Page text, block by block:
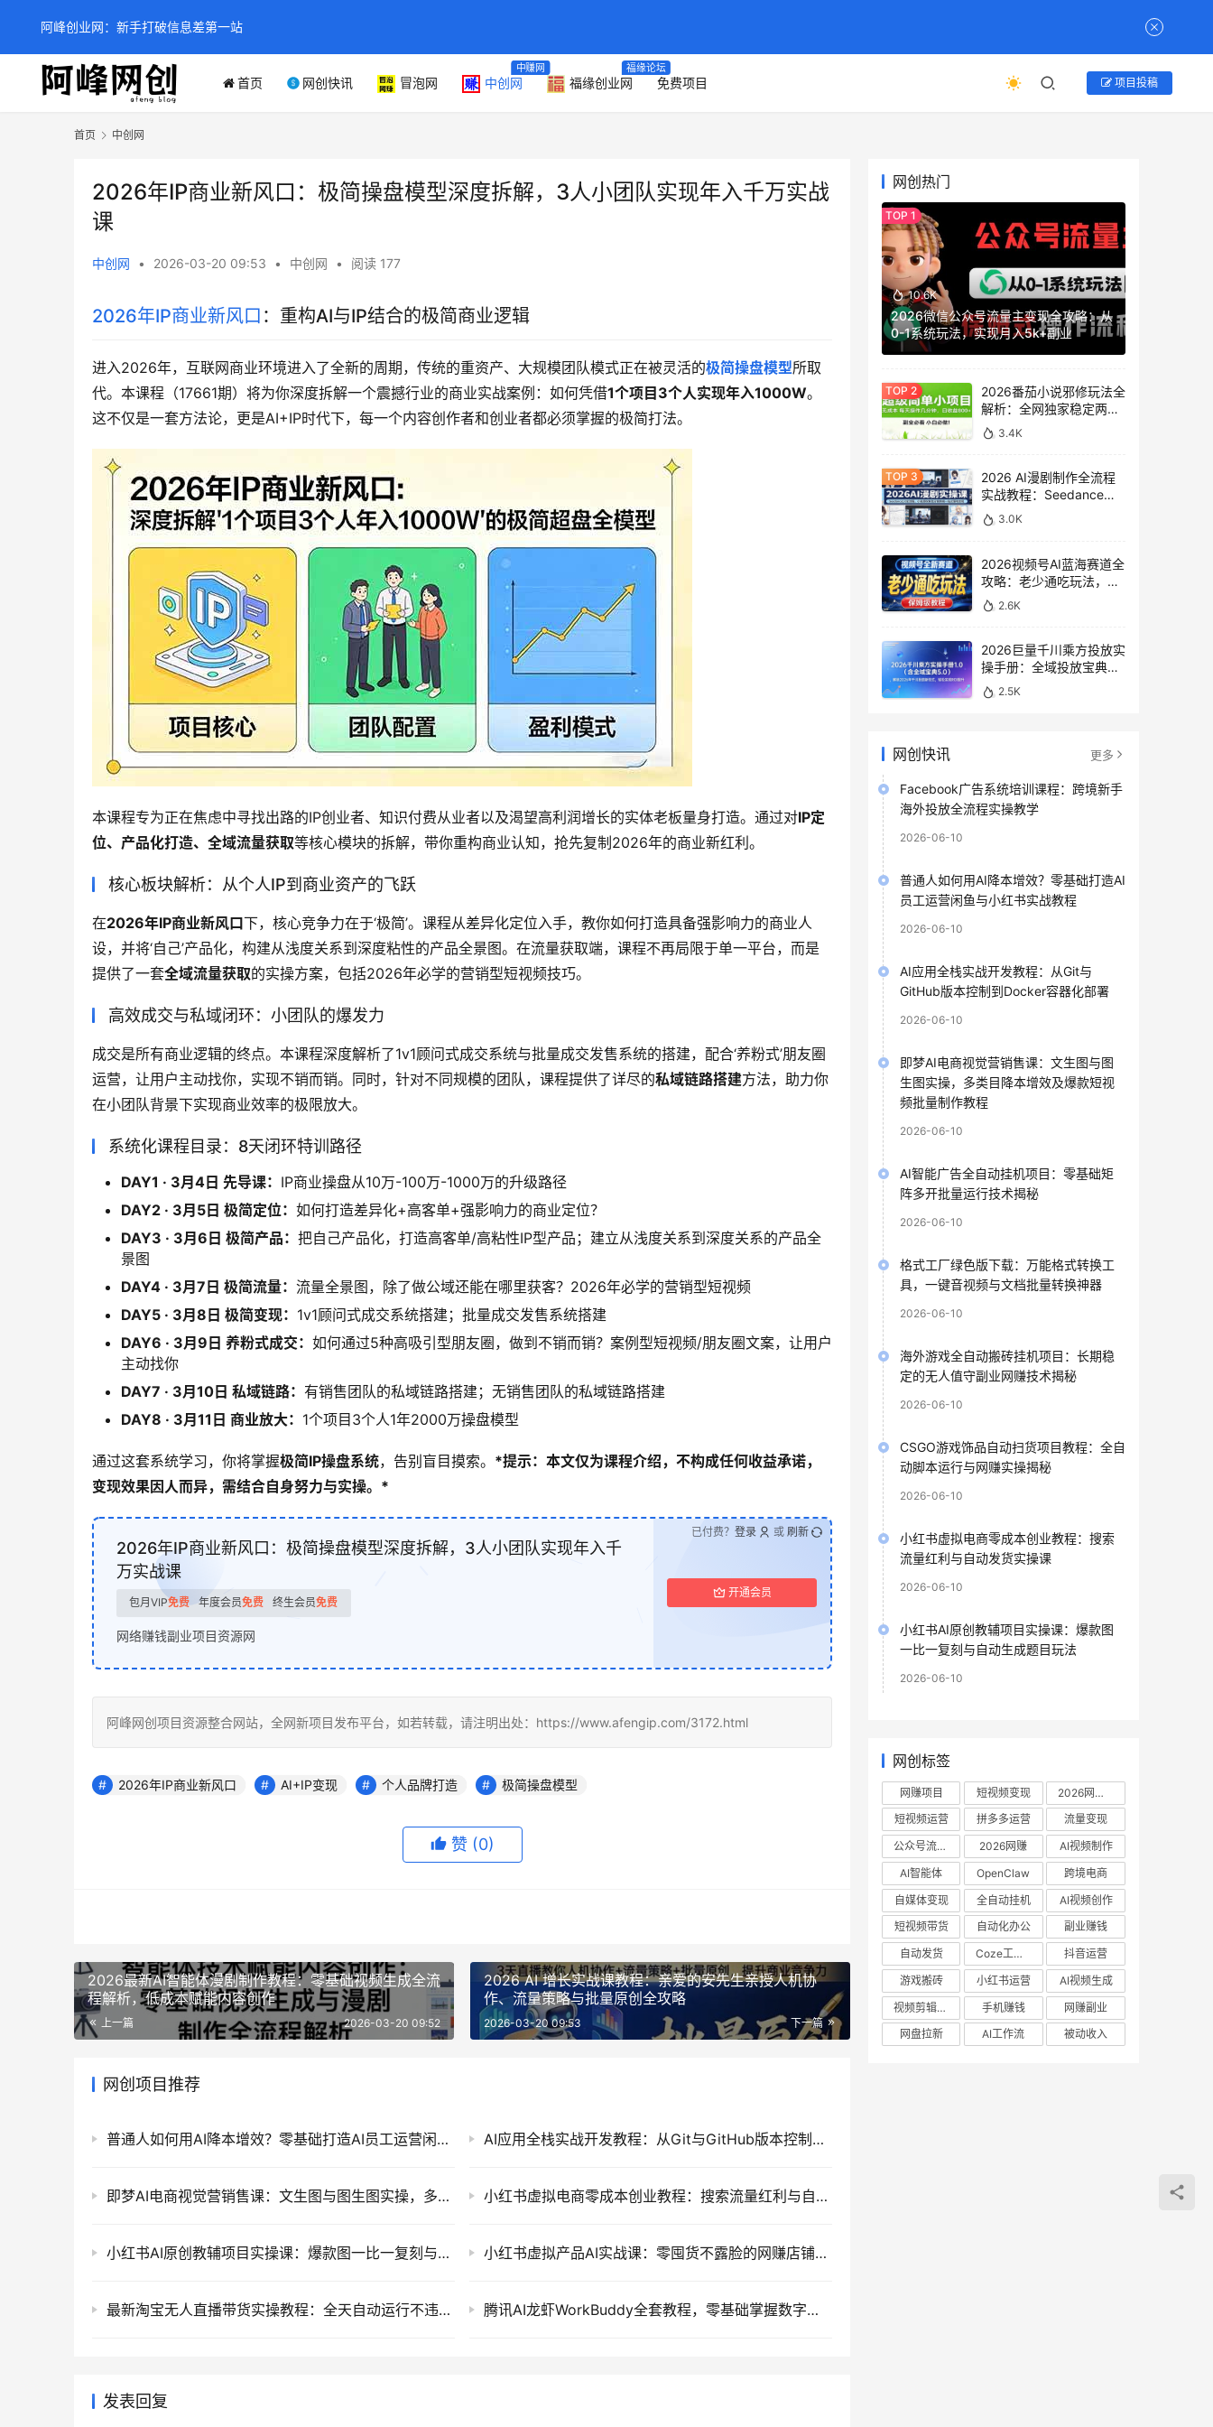
首页 网创快讯 冒泡网 中创网
中赚网
福缘创业网
福缘论坛
免费项目 项目投稿
首页 中创网
2026年IP商业新风口：极简操盘模型深度拆解，3人小团队实现年入千万实战
课
中创网 • 2026-03-20 09:53 • 中创网 • 阅读 177
2026年IP商业新风口 ：重构AI与IP结合的极简商业逻辑
进入2026年，互联网商业环境进入了全新的周期，传统的重资产、大规模团队模式正在被灵活的极简操盘模型所取
代。本课程（17661期）将为你深度拆解一个震撼行业的商业实战案例：如何凭借1个项目3个人实现年入1000W。
这不仅是一套方法论，更是AI+IP时代下，每一个内容创作者和创业者都必须掌握的极简打法。
本课程专为正在焦虑中寻找出路的IP创业者、知识付费从业者以及渴望高利润增长的实体老板量身打造。通过对IP定
位、产品化打造、全域流量获取等核心模块的拆解，带你重构商业认知，抢先复制2026年的商业新红利。
核心板块解析：从个人IP到商业资产的飞跃
在2026年IP商业新风口下，核心竞争力在于‘极简’。课程从差异化定位入手，教你如何打造具备强影响力的商业人
设，并将‘自己’产品化，构建从浅度关系到深度粘性的产品全景图。在流量获取端，课程不再局限于单一平台，而是
提供了一套全域流量获取的实操方案，包括2026年必学的营销型短视频技巧。
高效成交与私域闭环：小团队的爆发力
成交是所有商业逻辑的终点。本课程深度解析了1v1顾问式成交系统与批量成交发售系统的搭建，配合‘养粉式’朋友圈
运营，让用户主动找你，实现不销而销。同时，针对不同规模的团队，课程提供了详尽的私域链路搭建方法，助力你
在小团队背景下实现商业效率的极限放大。
系统化课程目录：8天闭环特训路径
DAY1 · 3月4日 先导课： IP商业操盘从10万-100万-1000万的升级路径
DAY2 · 3月5日 极简定位： 如何打造差异化+高客单+强影响力的商业定位？
DAY3 · 3月6日 极简产品： 把自己产品化，打造高客单/高粘性IP型产品；建立从浅度关系到深度关系的产品全
景图
DAY4 · 3月7日 极简流量： 流量全景图，除了做公域还能在哪里获客？2026年必学的营销型短视频
DAY5 · 3月8日 极简变现： 1v1顾问式成交系统搭建；批量成交发售系统搭建
DAY6 · 3月9日 养粉式成交： 如何通过5种高吸引型朋友圈，做到不销而销？案例型短视频/朋友圈文案，让用户
主动找你
DAY7 · 3月10日 私域链路： 有销售团队的私域链路搭建；无销售团队的私域链路搭建
DAY8 · 3月11日 商业放大： 1个项目3个人1年2000万操盘模型
通过这套系统学习，你将掌握极简IP操盘系统，告别盲目摸索。 *提示：本文仅为课程介绍，不构成任何收益承诺，
变现效果因人而异，需结合自身努力与实操。*
2026年IP商业新风口：极简操盘模型深度拆解，3人小团队实现年入千
万实战课
包月VIP免费 年度会员免费 终生会员免费
网络赚钱副业项目资源网
开通会员
已付费？ 登录 或 刷新
阿峰网创项目资源整合网站，全网新项目发布平台，如若转载，请注明出处：https://www.afengip.com/3172.html
2026年IP商业新风口 AI+IP变现 个人品牌打造 极简操盘模型
赞 (0)
2026最新AI智能体漫剧制作教程：零基础视频生成全流
程解析，低成本赋能内容创作
上一篇 2026-03-20 09:52
2026 AI 增长实战课教程：亲爱的安先生亲授人机协
作、流量策略与批量原创全攻略
下一篇
2026-03-20 09:53
网创项目推荐
普通人如何用AI降本增效？零基础打造AI员工运营闲鱼与小红书实战教程 AI应用全栈实战开发教程：从Git与GitHub版本控制到Docker容器化部署
即梦AI电商视觉营销售课：文生图与图生图实操，多类目降本增效及爆款短视频批量制作教程 小红书虚拟电商零成本创业教程：搜索流量红利与自动发货实操课
小红书AI原创教辅项目实操课：爆款图一比一复刻与自动生成题目玩法 小红书虚拟产品AI实战课：零囤货不露脸的网赚店铺运营全流程教学
最新淘宝无人直播带货实操教程：全天自动运行不违规防封号的电商网赚项目 腾讯AI龙虾WorkBuddy全套教程，零基础掌握数字员工与AI办公自动化工具
发表回复
网创热门
10.6K
2026微信公众号流量主变现全攻略：从
0-1系统玩法，实现月入5k+副业
2026番茄小说邪修玩法全
解析：全网独家稳定两年
老项目，助你日赚
500+稿费收益
3.4K
2026 AI漫剧制作全流程
实战教程：Seedance
2.0即梦视频生成与小说
授权教学
3.0K
2026视频号AI蓝海赛道全
攻略：老少通吃玩法，零
基础保姆级副业增收教程
2.6K
2026巨量千川乘方投放实
操手册：全域投放宝典
5.0深度解析ROI提升方案
2.5K
网创快讯 更多
Facebook广告系统培训课程：跨境新手
海外投放全流程实操教学
2026-06-10
普通人如何用AI降本增效？零基础打造AI
员工运营闲鱼与小红书实战教程
2026-06-10
AI应用全栈实战开发教程：从Git与
GitHub版本控制到Docker容器化部署
2026-06-10
即梦AI电商视觉营销售课：文生图与图
生图实操，多类目降本增效及爆款短视
频批量制作教程
2026-06-10
AI智能广告全自动挂机项目：零基础矩
阵多开批量运行技术揭秘
2026-06-10
格式工厂绿色版下载：万能格式转换工
具，一键音视频与文档批量转换神器
2026-06-10
海外游戏全自动搬砖挂机项目：长期稳
定的无人值守副业网赚技术揭秘
2026-06-10
CSGO游戏饰品自动扫货项目教程：全自
动脚本运行与网赚实操揭秘
2026-06-10
小红书虚拟电商零成本创业教程：搜索
流量红利与自动发货实操课
2026-06-10
小红书AI原创教辅项目实操课：爆款图
一比一复刻与自动生成题目玩法
2026-06-10
网创标签
网赚项目 短视频变现
2026网赚项目
短视频运营
拼多多运营
流量变现
公众号流量主
2026网赚
AI视频制作
AI智能体
OpenClaw
跨境电商
自媒体变现
全自动挂机
AI视频创作
短视频带货
自动化办公
副业赚钱
自动发货
Coze工作流
抖音运营
游戏搬砖
小红书运营
AI视频生成
视频剪辑教程
手机赚钱
网赚副业
网盘拉新
AI工作流 被动收入
阿峰创业网：新手打破信息差第一站